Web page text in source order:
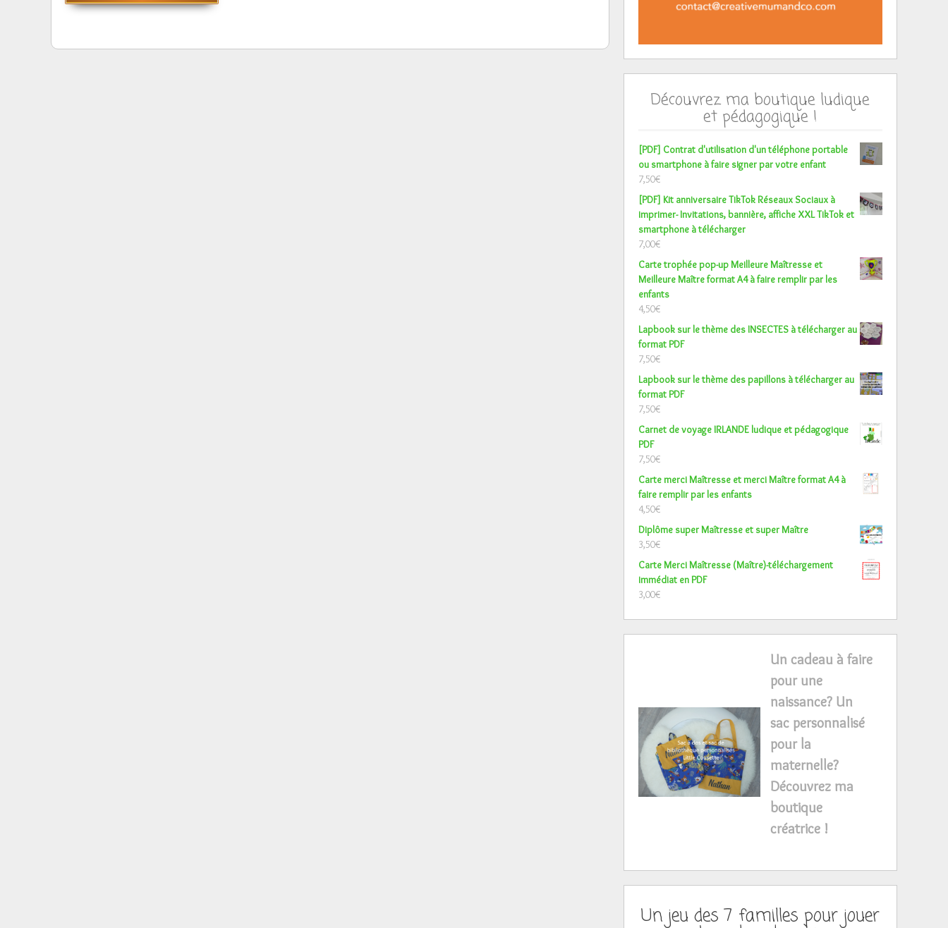
Découvrez ma boutique ludique
et pédagogique !
[PDF] Contrat d'utilisation d'un téléphone portable
ou smartphone à faire signer par votre enfant
7,50€
[PDF] Kit anniversaire TikTok Réseaux Sociaux à
imprimer- Invitations, bannière, affiche XXL TikTok et
smartphone à télécharger
7,00€
Carte trophée pop-up Meilleure Maîtresse et
Meilleure Maître format A4 à faire remplir par les
enfants
4,50€
Lapbook sur le thème des INSECTES à télécharger au
format PDF
7,50€
Lapbook sur le thème des papillons à télécharger au
format PDF
7,50€
Carnet de voyage IRLANDE ludique et pédagogique
PDF
7,50€
Carte merci Maîtresse et merci Maître format A4 à
faire remplir par les enfants
4,50€
Diplôme super Maîtresse et super Maître
3,50€
Carte Merci Maîtresse (Maître)-téléchargement
immédiat en PDF
3,00€
Un cadeau à faire
pour une
naissance? Un
sac personnalisé
pour la
maternelle?
Découvrez ma
boutique
créatrice !
Un jeu des 7 familles pour jouer